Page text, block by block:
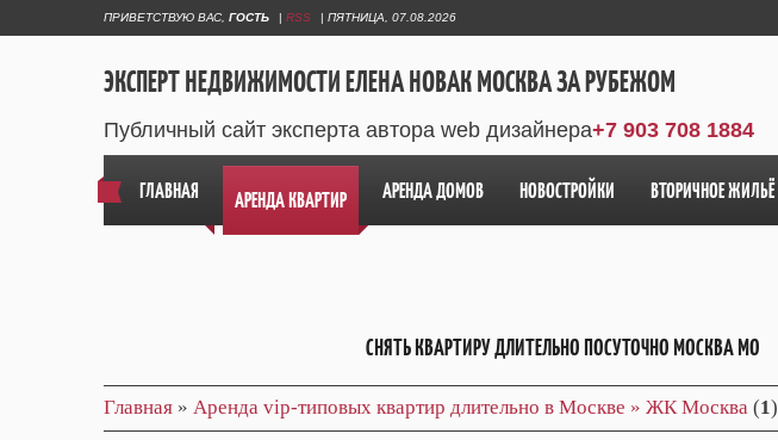
ПРИВЕТСТВУЮ ВАС ГОСТЬ | RSS | ПЯТНИЦА, 07.08.2026
ЭКСПЕРТ НЕДВИЖИМОСТИ ЕЛЕНА НОВАК МОСКВА ЗА РУБЕЖОМ
Публичный сайт эксперта автора web дизайнера+7 903 708 1884
ГЛАВНАЯ АРЕНДА КВАРТИР АРЕНДА ДОМОВ НОВОСТРОЙКИ ВТОРИЧНОЕ ЖИЛЬЁ
СНЯТЬ КВАРТИРУ ДЛИТЕЛЬНО ПОСУТОЧНО МОСКВА МО
Главная » Аренда vip-типовых квартир длительно в Москве » ЖК Москва (1)